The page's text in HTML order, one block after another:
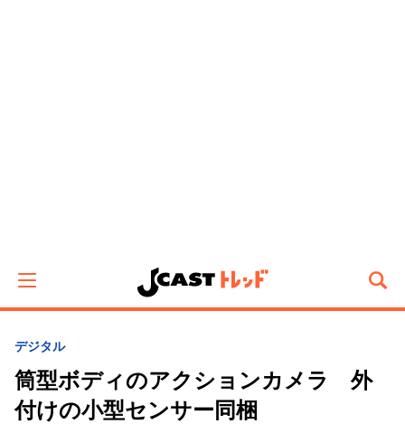
デジタル
筒型ボディのアクションカメラ 外
付けの小型センサー同梱